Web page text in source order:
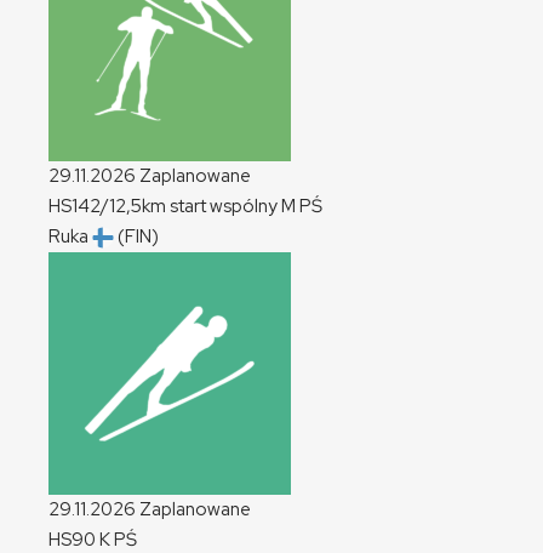
29.11.2026 Zaplanowane
HS142/12,5km start wspólnyM PŚ
Ruka
(FIN)
29.11.2026 Zaplanowane
HS90 KPŚ